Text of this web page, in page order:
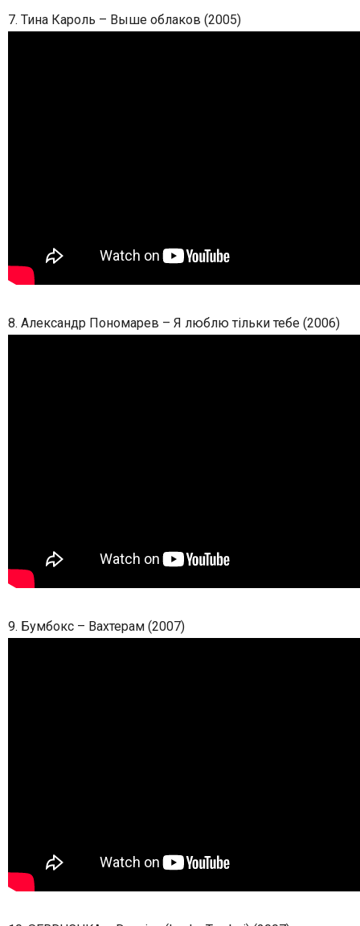
7. Тина Кароль – Выше облаков (2005)
8. Александр Пономарев – Я люблю тільки тебе (2006)
9. Бумбокс – Вахтерам (2007)